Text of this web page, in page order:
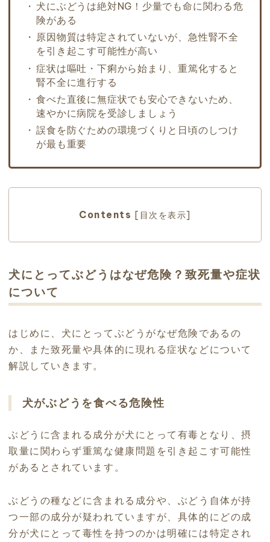
犬にぶどうは絶対NG！少量でも命に関わる危
険がある
原因物質は特定されていないが、急性腎不全
を引き起こす可能性が高い
症状は嘔吐・下痢から始まり、重篤化すると
腎不全に進行する
食べた直後に無症状でも安心できないため、
速やかに病院を受診しましょう
誤食を防ぐための環境づくりと日頃のしつけ
が最も重要
Contents [ 目次を表示]
犬にとってぶどうはなぜ危険？致死量や症状
について
はじめに、犬にとってぶどうがなぜ危険であるの
か、また致死量や具体的に現れる症状などについて
解説していきます。
犬がぶどうを食べる危険性
ぶどうに含まれる成分が犬にとって有毒となり、摂
取量に関わらず重篤な健康問題を引き起こす可能性
があるとされています。
ぶどうの種などに含まれる成分や、ぶどう自体が持
つ一部の成分が疑われていますが、具体的にどの成
分が犬にとって毒性を持つのかは明確には特定され